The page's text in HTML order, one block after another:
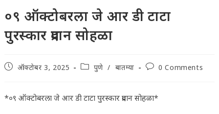
०९ ऑक्टोबरला जे आर डी टाटा
पुरस्कार प्रदान सोहळा
Postऑक्टोबर 3, 2025
Postपुणे / बातम्या
Post0 Comments
*०९ ऑक्टोबरला जे आर डी टाटा पुरस्कार प्रदान सोहळा*